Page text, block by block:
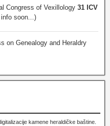
Congress of Vexillology 31 ICV
soon...)
on Genealogy and Heraldry
kamene heraldičke baštine.